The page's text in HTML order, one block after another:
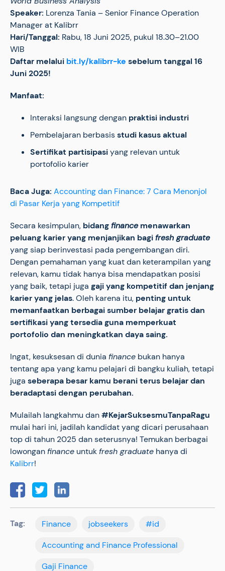
Speaker: Lorenza Tania – Senior Finance Operation
Manager at Kalibrr
Hari/Tanggal: Rabu, 18 Juni 2025, pukul 18.30–21.00
WIB
Daftar melalui bit.ly/kalibrr-ke sebelum tanggal 16
Juni 2025!
Manfaat:
Interaksi langsung dengan praktisi industri
Pembelajaran berbasisstudi kasus aktual
Sertifikat partisipasiyang relevan untuk
portofolio karier
Baca Juga: Accounting dan Finance: 7 Cara Menonjol
di Pasar Kerja yang Kompetitif
Secara kesimpulan, bidangfinancemenawarkan
peluang karier yang menjanjikan bagifresh graduate
yang siap berinvestasi pada pengembangan diri.
Dengan pemahaman yang kuat dan keterampilan yang
relevan, kamu tidak hanya bisa mendapatkan posisi
yang baik, tetapi juga gaji yang kompetitif dan jenjang
karier yang jelas. Oleh karena itu, penting untuk
memanfaatkan berbagai sumber belajar gratis dan
sertifikasi yang tersedia guna memperkuat
portofolio dan meningkatkan daya saing.
Ingat, kesuksesan di dunia finance bukan hanya
tentang apa yang kamu pelajari di bangku kuliah, tetapi
juga seberapa besar kamu berani terus belajar dan
beradaptasi dengan perubahan.
Mulailah langkahmu dan#KejarSuksesmuTanpaRagu
mulai hari ini, jadilah kandidat yang dicari perusahaan
top di tahun 2025 dan seterusnya! Temukan berbagai
lowongan finance untuk fresh graduate hanya di
Kalibrr!
Tag: Finance jobseekers
#id
Accounting and Finance Professional
Gaji Finance